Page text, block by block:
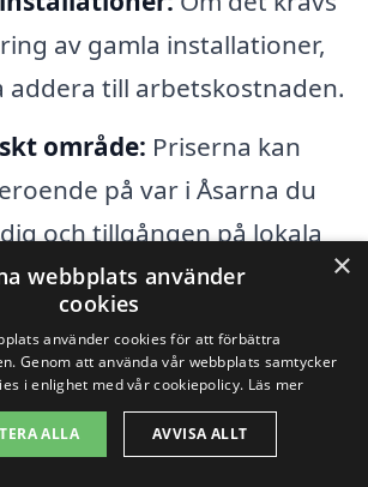
av gamla installationer,
addera till arbetskostnaden.
område: Priserna kan
på var i Åsarna du
och tillgången på lokala
dessa faktorer kan du
dig för din
i Åsarna och
×
webbplats använder
cookies
använder cookies för att förbättra
Genom att använda vår webbplats samtycker
i enlighet med vår cookiepolicy. Läs mer
ALLA AVVISA ALLT